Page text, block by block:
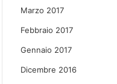
Marzo 2017
Febbraio 2017
Gennaio 2017
Dicembre 2016